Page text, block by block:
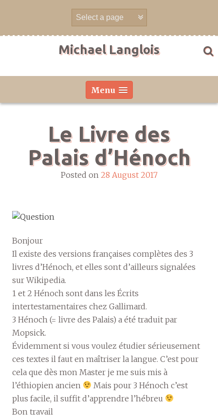
Michael Langlois
Menu
Le Livre des
Palais d’Hénoch
Posted on 28 August 2017
Bonjour
Il existe des versions françaises complètes des 3
livres d’Hénoch, et elles sont d’ailleurs signalées
sur Wikipedia.
1 et 2 Hénoch sont dans les Écrits
intertestamentaires chez Gallimard.
3 Hénoch (= livre des Palais) a été traduit par
Mopsick.
Évidemment si vous voulez étudier sérieusement
ces textes il faut en maîtriser la langue. C’est pour
cela que dès mon Master je me suis mis à
l’éthiopien ancien
Mais pour 3 Hénoch c’est
plus facile, il suffit d’apprendre l’hébreu
Bon travail